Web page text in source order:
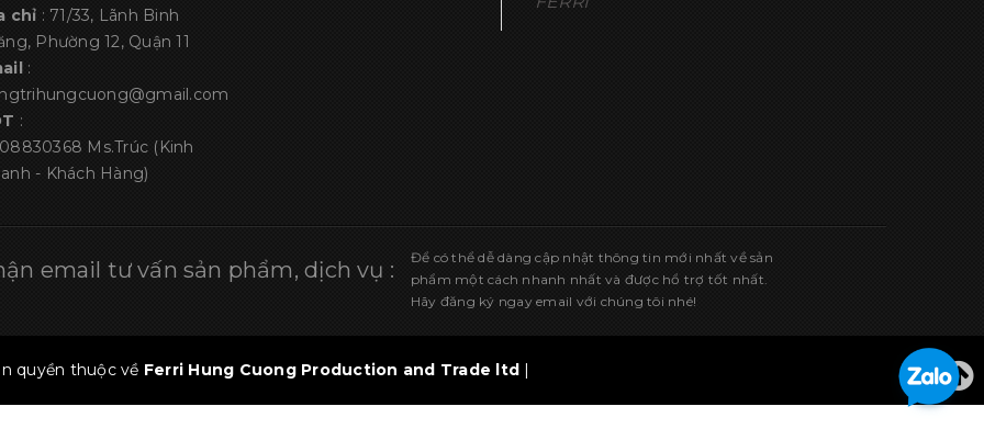
chỉ : 71/33, Lãnh Binh
Phường 12, Quận 11
:
:
Ms.Trúc (Kinh
- Khách Hàng)
email tư vấn sản phẩm, dịch vụ :
Để có thể dễ dàng cập nhật thông tin mới nhất về sản
phẩm một cách nhanh nhất và được hổ trợ tốt nhất.
Hãy đăng ký ngay email với chúng tôi nhé!
quyền thuộc về Ferri Hung Cuong Production and Trade ltd